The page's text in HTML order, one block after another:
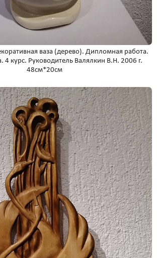
ваза (дерево). Дипломная работа.
4 курс. Руководитель Валялкин В.Н. 2006 г.
48см*20см